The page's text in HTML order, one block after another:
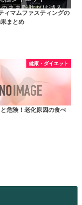
ィマムファスティングの
まとめ
健康・ダイエット
危険！老化原因の食べ